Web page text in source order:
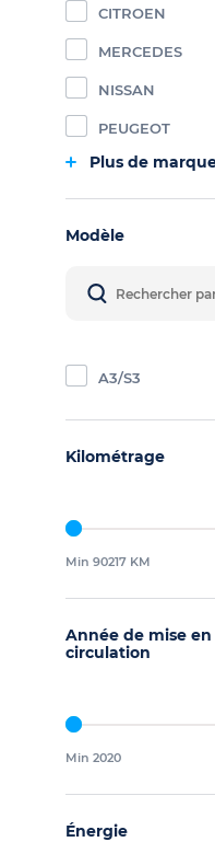
CITROEN
MERCEDES
NISSAN
PEUGEOT
Plus de
Modèle
A3/S3
Kilométrage
Min 90217 KM
Année de mise en
circulation
Min 2020
Énergie